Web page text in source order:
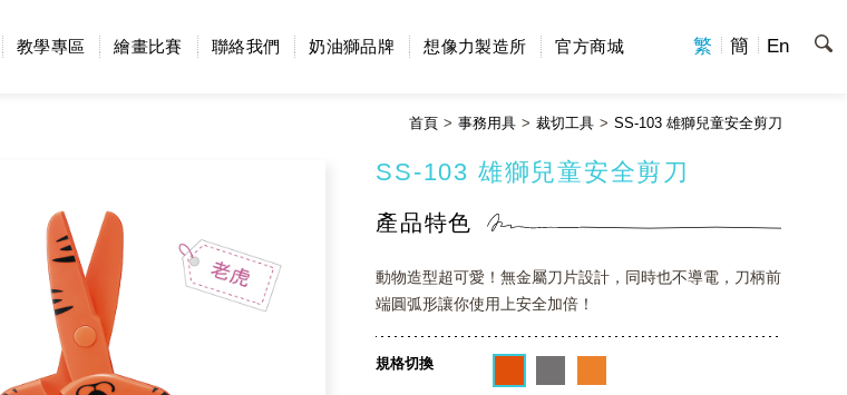
教學專區 繪畫比賽 聯絡我們 奶油獅品牌 想像力製造所 官方商城 繁 簡 En
首頁 事務用具 裁切工具 SS-103 雄獅兒童安全剪刀
SS-103 雄獅兒童安全剪刀
產品特色
動物造型超可愛！無金屬刀片設計，同時也不導電，刀柄前
端圓弧形讓你使用上安全加倍！
規格切換